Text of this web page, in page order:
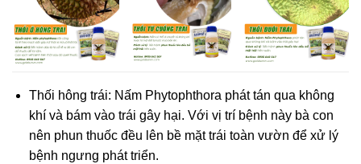
Thối hông trái: Nấm Phytophthora phát tán qua không
khí và bám vào trái gây hại. Với vị trí bệnh này bà con
nên phun thuốc đều lên bề mặt trái toàn vườn để xử lý
bệnh ngưng phát triển.